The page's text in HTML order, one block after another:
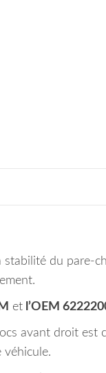
stabilité du pare-
et l’OEM
avant droit est
véhicule.